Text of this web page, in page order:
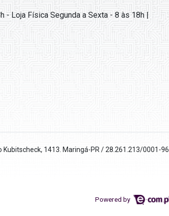
- Loja Física Segunda a Sexta - 8 às 18h |
1413. Maringá-PR / 28.261.213/0001-96
Powered by